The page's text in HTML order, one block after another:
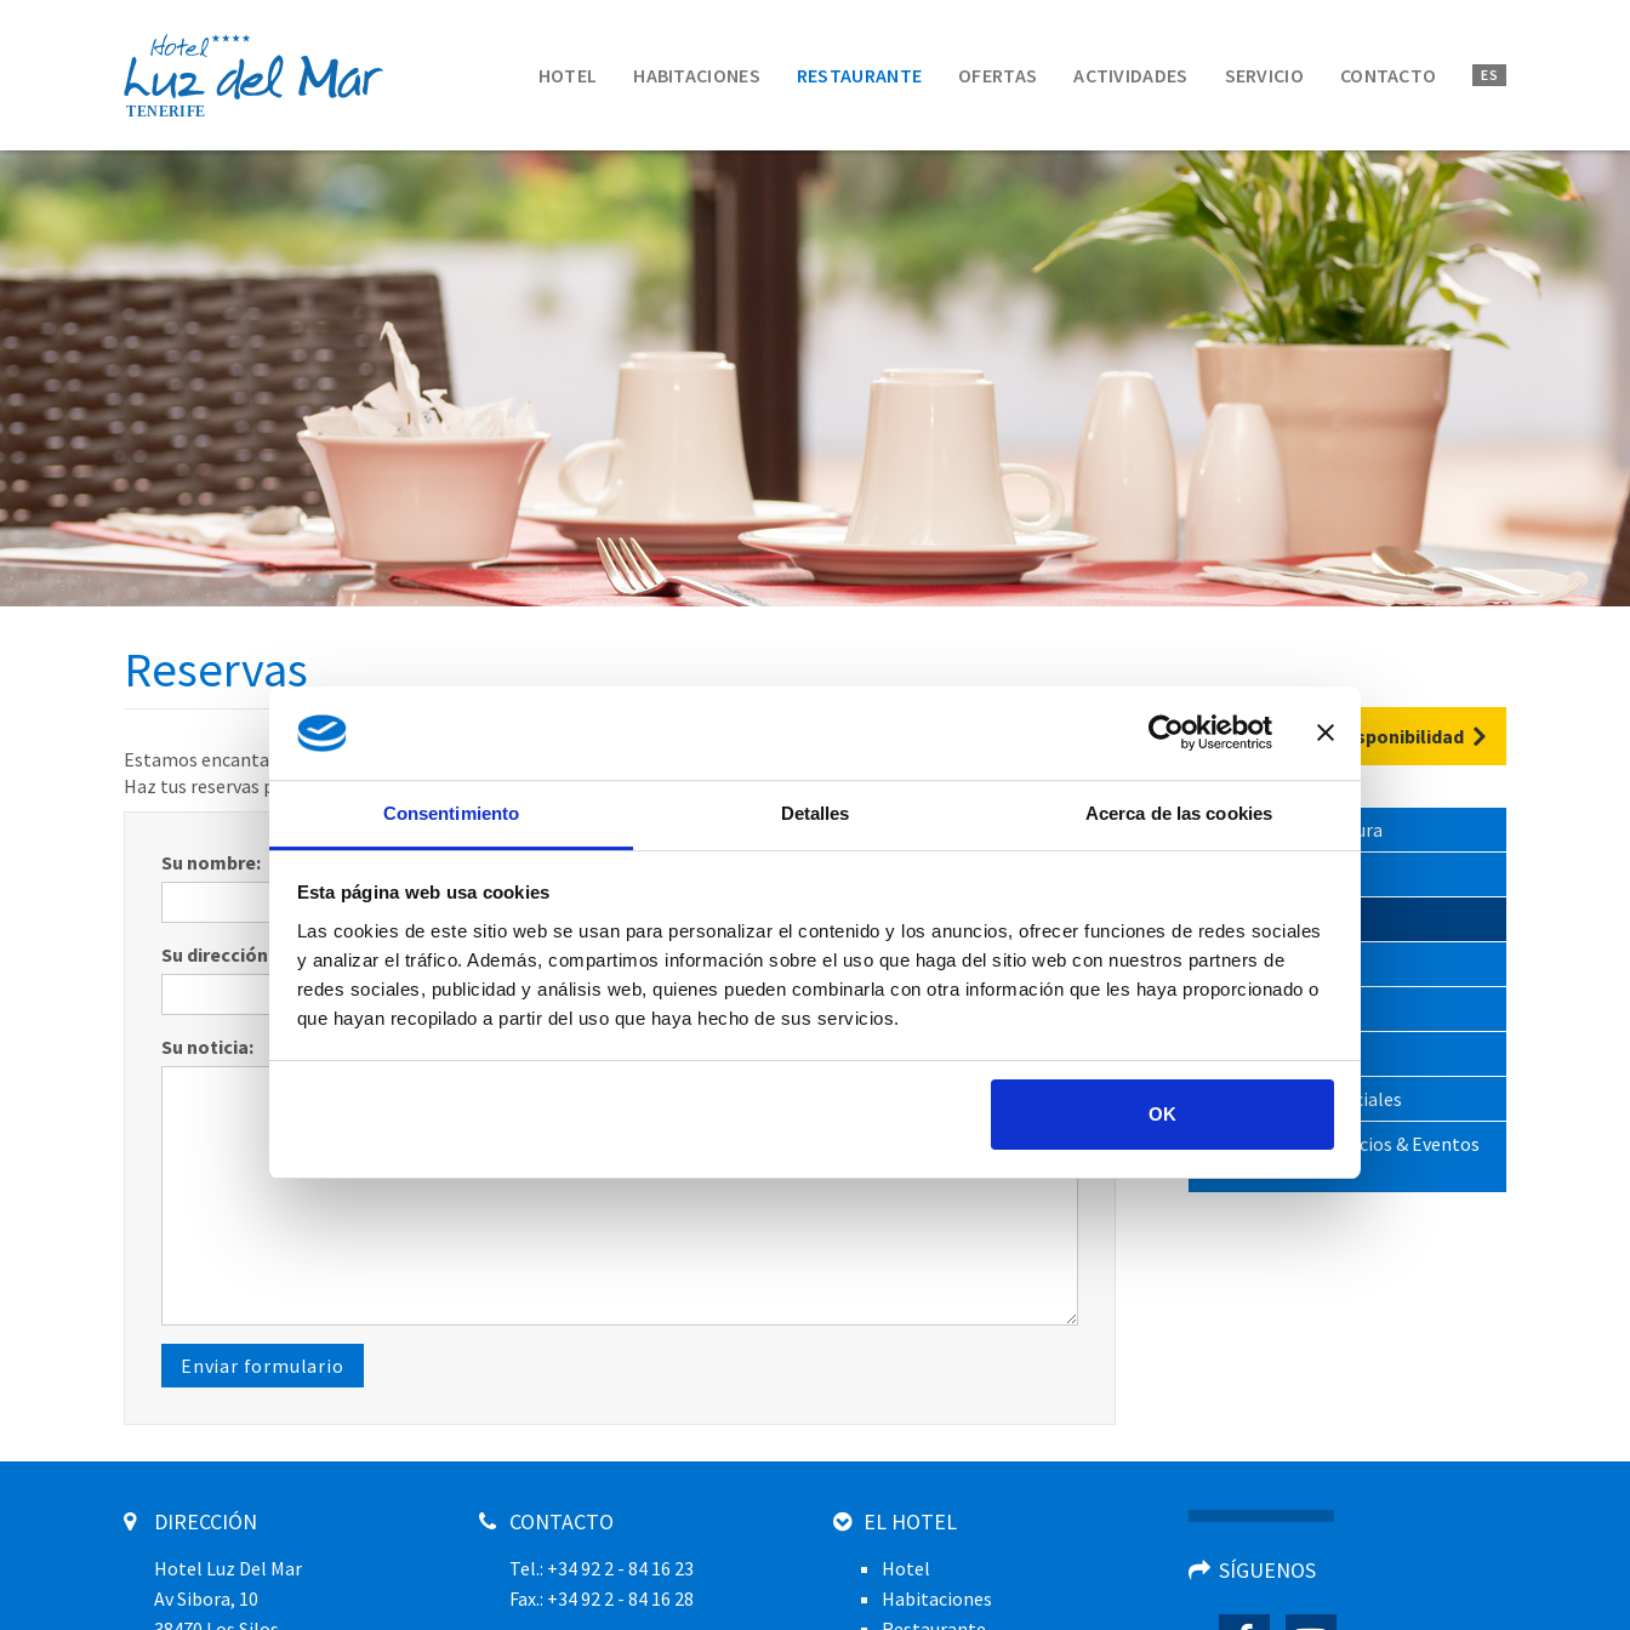
Consentimiento Detalles Acerca de las cookies
Esta página web usa cookies
Las cookies de este sitio web se usan para personalizar el contenido y los anuncios, ofrecer funciones de redes sociales
y analizar el tráfico. Además, compartimos información sobre el uso que haga del sitio web con nuestros partners de
redes sociales, publicidad y análisis web, quienes pueden combinarla con otra información que les haya proporcionado o
que hayan recopilado a partir del uso que haya hecho de sus servicios.
OK
HOTEL HABITACIONES RESTAURANTE OFERTAS ACTIVIDADES SERVICIO CONTACTO ES
Reservas
Estamos encantados de atender sus reservas telefónicas.
Haz tus reservas por telefono +34 9 22 84 16 23o contactarnos por mail.
Su nombre:
Su dirección de e-mail:
Su noticia:
Por favor no complete
Enviar formulario
Compruebe su disponibilidad
Horario de apertura
Reservas
Bar
Bebidas
Actividades especiales
Comidas de negocios & Eventos
DIRECCIÓN
Hotel Luz Del Mar
Av Sibora, 10
CONTACTO
Tel.: +34 92 2 - 84 16 23
Fax.: +34 92 2 - 84 16 28
EL HOTEL
Hotel
Habitaciones
SÍGUENOS